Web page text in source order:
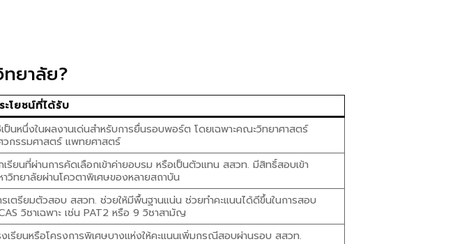
ยาลัย?
ะโยชน์ที่ได้รับ
เป็นหนึ่งในผลงานเด่นสำหรับการยื่นรอบพอร์ต โดยเฉพาะคณะวิทยาศาสตร์
วกรรมศาสตร์ แพทยศาสตร์
เรียนที่ผ่านการคัดเลือกเข้าค่ายอบรม หรือเป็นตัวแทน สสวท. มีสิทธิ์สอบเข้า
าวิทยาลัยผ่านโควตาพิเศษของหลายสถาบัน
รเตรียมตัวสอบ สสวท. ช่วยให้มีพื้นฐานแน่น ช่วยทำคะแนนได้ดีขึ้นในการสอบ
วิชาเฉพาะ เช่น PAT2 หรือ 9 วิชาสามัญ
งเรียนหรือโครงการพิเศษบางแห่งให้คะแนนเพิ่มกรณีสอบผ่านรอบ สสวท.